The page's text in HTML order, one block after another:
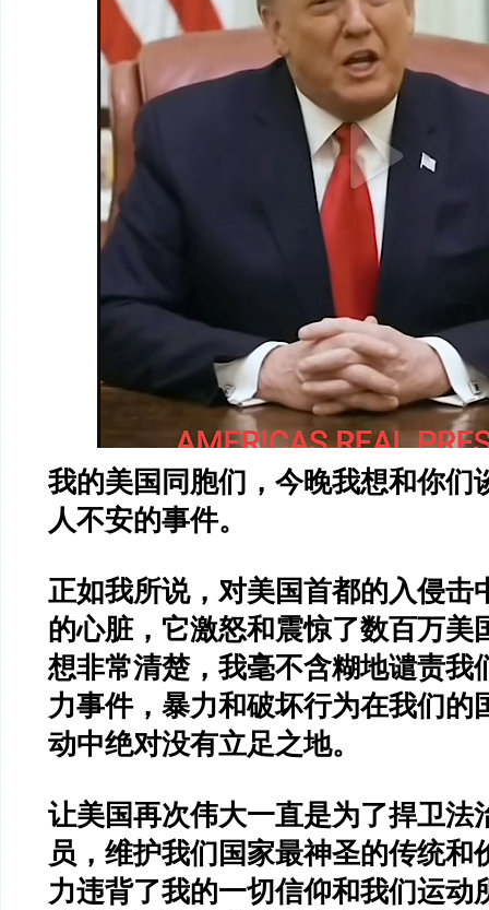
我的美国同胞们，今晚我想和你们
人不安的事件。
正如我所说，对美国首都的入侵击
的心脏，它激怒和震惊了数百万美
想非常清楚，我毫不含糊地谴责我
力事件，暴力和破坏行为在我们的
动中绝对没有立足之地。
让美国再次伟大一直是为了捍卫法
员，维护我们国家最神圣的传统和
力违背了我的一切信仰和我们运动